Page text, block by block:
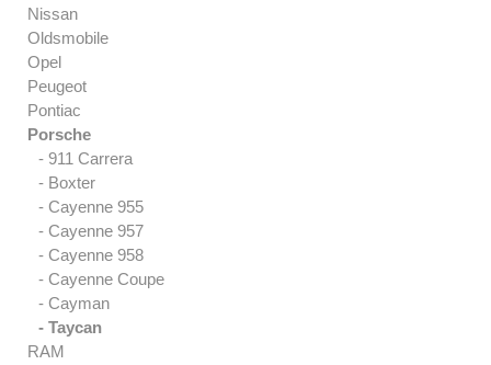
Nissan
Oldsmobile
Opel
Peugeot
Pontiac
Porsche
- 911 Carrera
- Boxter
- Cayenne 955
- Cayenne 957
- Cayenne 958
- Cayenne Coupe
- Cayman
- Taycan
RAM